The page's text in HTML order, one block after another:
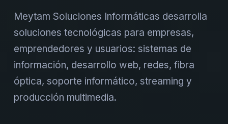
Meytam Soluciones Informáticas desarrolla
soluciones tecnológicas para empresas,
emprendedores y usuarios: sistemas de
información, desarrollo web, redes, fibra
óptica, soporte informático, streaming y
producción multimedia.